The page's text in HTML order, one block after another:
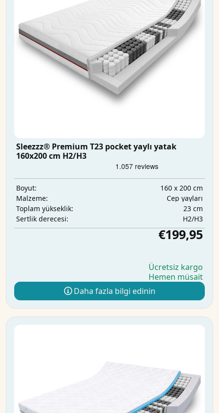
Sleezzz® Premium T23 pocket yaylı yatak
160x200 cm H2/H3
Boyut:
160 x 200 cm
Malzeme:
Cep yayları
Toplam yükseklik:
23 cm
Sertlik derecesi:
H2/H3
€199,95
Ücretsiz kargo
Hemen müsait
Daha fazla bilgi edinin